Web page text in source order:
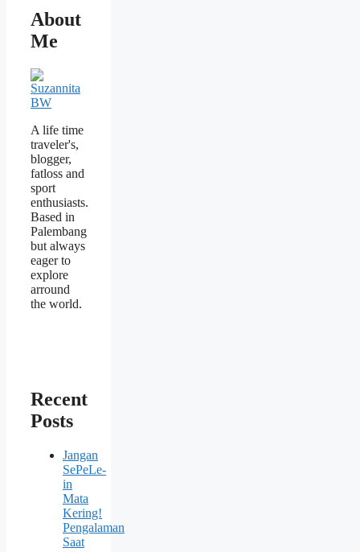
About
Me
A life time
traveler's,
blogger,
fatloss and
sport
enthusiasts.
Based in
Palembang
but always
eager to
explore
arround
the world.
Recent
Posts
Jangan
SePeLe-
in
Mata
Kering!
Pengalaman
Saat